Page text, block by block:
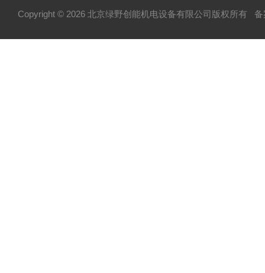
Copyright © 2026 北京绿野创能机电设备有限公司版权所有 备